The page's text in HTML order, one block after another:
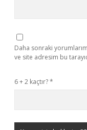
Daha sonraki
ve site adresim bu
6 + 2 kaçtır?*